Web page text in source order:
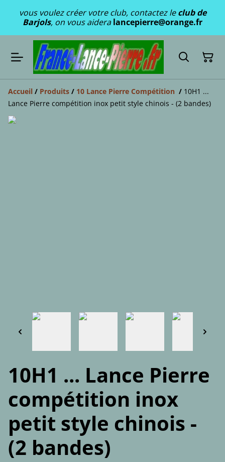
vous voulez créer votre club, contactez leclub de
Barjols, on vous aideralancepierre@orange.fr
Accueil / Produits / 10 Lance Pierre Compétition / 10H1 ...
Lance Pierre compétition inox petit style chinois - (2 bandes)
10H1 ... Lance Pierre
compétition inox
petit style chinois -
(2 bandes)